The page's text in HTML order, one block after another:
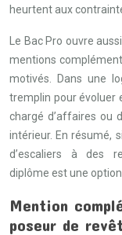
heurtent aux
Le Bac Pro ouvre
mentions
motivés. Dans une
tremplin pour évoluer
chargé d’affaires ou
intérieur. En résumé,
d’escaliers à des
diplôme est une option
Mention
poseur de